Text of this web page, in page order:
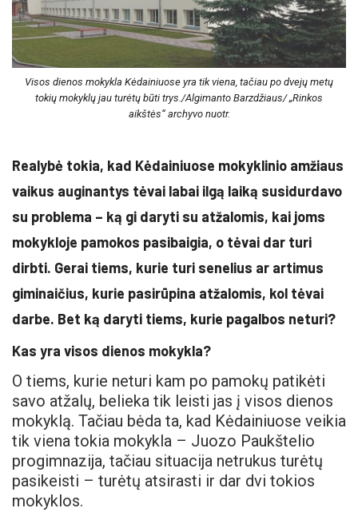
Visos dienos mokykla Kėdainiuose yra tik viena, tačiau po dvejų metų
tokių mokyklų jau turėtų būti trys./Algimanto Barzdžiaus/ „Rinkos
aikštės“ archyvo nuotr.
Realybė tokia, kad Kėdainiuose mokyklinio amžiaus
vaikus auginantys tėvai labai ilgą laiką susidurdavo
su problema – ką gi daryti su atžalomis, kai joms
mokykloje pamokos pasibaigia, o tėvai dar turi
dirbti. Gerai tiems, kurie turi senelius ar artimus
giminaičius, kurie pasirūpina atžalomis, kol tėvai
darbe. Bet ką daryti tiems, kurie pagalbos neturi?
Kas yra visos dienos mokykla?
O tiems, kurie neturi kam po pamokų patikėti
savo atžalų, belieka tik leisti jas į visos dienos
mokyklą. Tačiau bėda ta, kad Kėdainiuose veikia
tik viena tokia mokykla – Juozo Paukštelio
progimnazija, tačiau situacija netrukus turėtų
pasikeisti – turėtų atsirasti ir dar dvi tokios
mokyklos.